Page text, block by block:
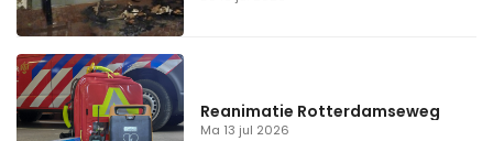
Ma 13 jul 2026
Reanimatie Rotterdamseweg